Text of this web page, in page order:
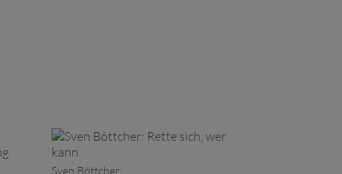
Sven Böttcher: